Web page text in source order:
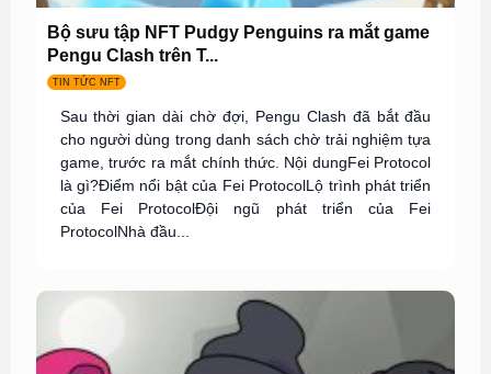
Bộ sưu tập NFT Pudgy Penguins ra mắt game
Pengu Clash trên T...
TIN TỨC NFT
Sau thời gian dài chờ đợi, Pengu Clash đã bắt đầu
cho người dùng trong danh sách chờ trải nghiệm tựa
game, trước ra mắt chính thức. Nội dungFei Protocol
là gì?Điểm nổi bật của Fei ProtocolLộ trình phát triển
của Fei ProtocolĐội ngũ phát triển của Fei
ProtocolNhà đầu...